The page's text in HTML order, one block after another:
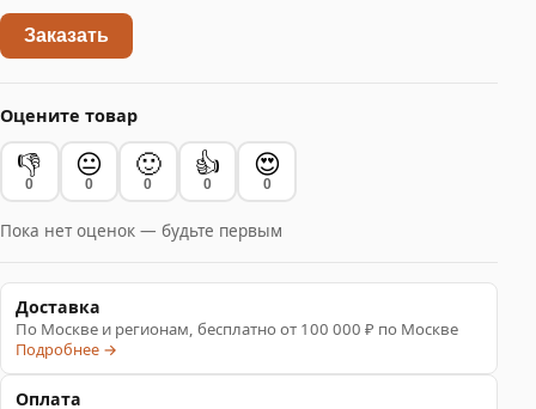
Заказать
Оцените товар
👎
0
😐
0
🙂
0
👍
0
😍
0
Пока нет оценок — будьте первым
Доставка
По Москве и регионам, бесплатно от 100 000 ₽ по Москве
Подробнее →
Оплата